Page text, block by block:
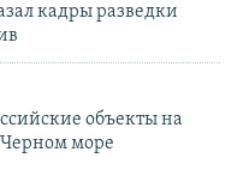
кадры разведки
объекты на
Черном море